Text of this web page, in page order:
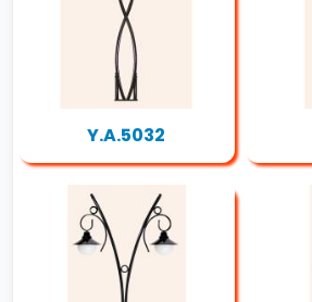
Y.A.5032